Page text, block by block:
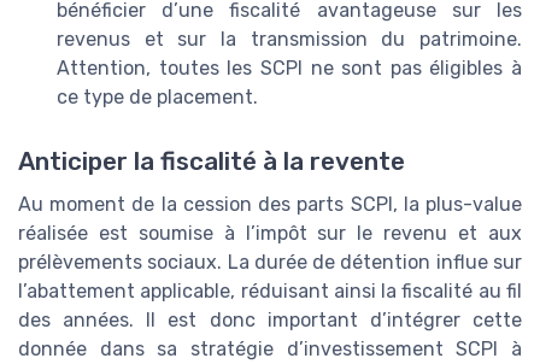
bénéficier d’une fiscalité avantageuse sur les
revenus et sur la transmission du patrimoine.
Attention, toutes les SCPI ne sont pas éligibles à
ce type de placement.
Anticiper la fiscalité à la revente
Au moment de la cession des parts SCPI, la plus-value
réalisée est soumise à l’impôt sur le revenu et aux
prélèvements sociaux. La durée de détention influe sur
l’abattement applicable, réduisant ainsi la fiscalité au fil
des années. Il est donc important d’intégrer cette
donnée dans sa stratégie d’investissement SCPI à